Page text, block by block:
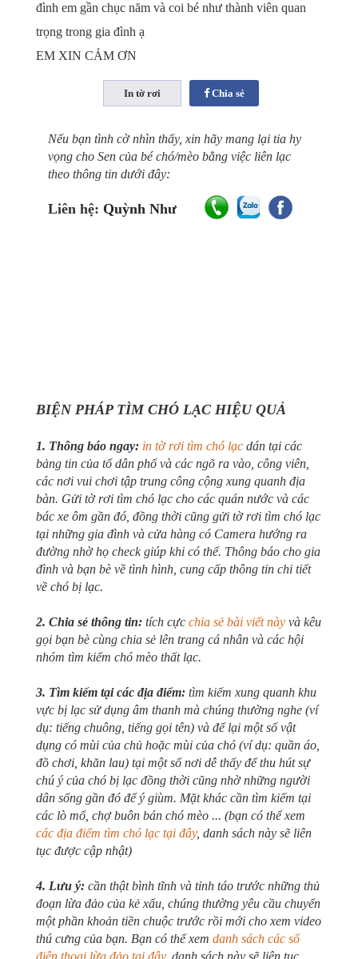
đình em gần chục năm và coi bé như thành viên quan
trọng trong gia đình ạ
EM XIN CẢM ƠN
Chia sẻ
Nếu bạn tình cờ nhìn thấy, xin hãy mang lại tia hy
vọng cho Sen của bé chó/mèo bằng việc liên lạc
theo thông tin dưới đây:
Liên hệ: Quỳnh Như
BIỆN PHÁP TÌM CHÓ LẠC HIỆU QUẢ
1. Thông báo ngay: in tờ rơi tìm chó lạc dán tại các
bảng tin của tổ dân phố và các ngõ ra vào, công viên,
các nơi vui chơi tập trung công cộng xung quanh địa
bàn. Gửi tờ rơi tìm chó lạc cho các quán nước và các
bác xe ôm gần đó, đồng thời cũng gửi tờ rơi tìm chó lạc
tại những gia đình và cửa hàng có Camera hướng ra
đường nhờ họ check giúp khi có thể. Thông báo cho gia
đình và bạn bè về tình hình, cung cấp thông tin chi tiết
về chó bị lạc.
2. Chia sẻ thông tin: tích cực chia sẻ bài viết này và kêu
gọi bạn bè cùng chia sẻ lên trang cá nhân và các hội
nhóm tìm kiếm chó mèo thất lạc.
3. Tìm kiếm tại các địa điểm: tìm kiếm xung quanh khu
vực bị lạc sử dụng âm thanh mà chúng thường nghe (ví
dụ: tiếng chuông, tiếng gọi tên) và để lại một số vật
dụng có mùi của chủ hoặc mùi của chó (ví dụ: quần áo,
đồ chơi, khăn lau) tại một số nơi dễ thấy để thu hút sự
chú ý của chó bị lạc đồng thời cũng nhờ những người
dân sống gần đó để ý giùm. Mặt khác cần tìm kiếm tại
các lò mổ, chợ buôn bán chó mèo ... (bạn có thể xem
các địa điểm tìm chó lạc tại đây, danh sách này sẽ liên
tục được cập nhật)
4. Lưu ý: cần thật bình tĩnh và tỉnh táo trước những thủ
đoạn lừa đảo của kẻ xấu, chúng thường yêu cầu chuyển
một phần khoản tiền chuộc trước rồi mới cho xem video
thú cưng của bạn. Bạn có thể xem danh sách các số
điện thoại lừa đảo tại đây, danh sách này sẽ liên tục